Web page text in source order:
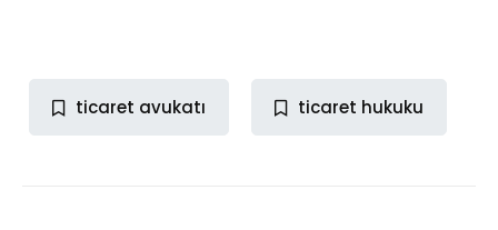
ticaret avukatı ticaret hukuku